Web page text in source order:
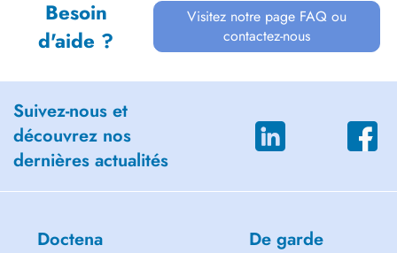
Heeft uw afspraak meer urgentie?
Neemt u dan contact op met de praktijk voor het maken van een
afspraak via de assistente. Praktijknummer: 020-6387211, bereikbaar
Besoin
d'aide ?
Visitez notre page FAQ ou
contactez-nous
Suivez-nous et
découvrez nos
dernières actualités
Doctena De garde